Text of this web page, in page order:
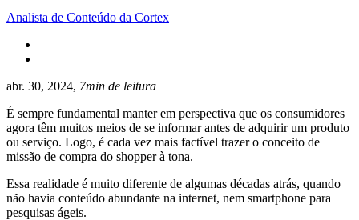
Analista de Conteúdo da Cortex
abr. 30, 2024, 7min de leitura
É sempre fundamental manter em perspectiva que os consumidores
agora têm muitos meios de se informar antes de adquirir um produto
ou serviço. Logo, é cada vez mais factível trazer o conceito de
missão de compra do shopper à tona.
Essa realidade é muito diferente de algumas décadas atrás, quando
não havia conteúdo abundante na internet, nem smartphone para
pesquisas ágeis.